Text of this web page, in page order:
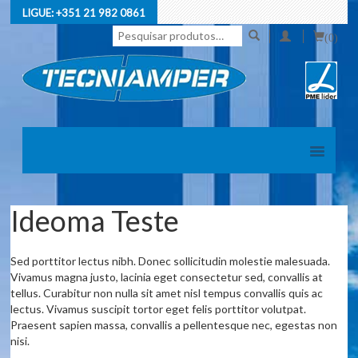
LIGUE:+351 21 982 0861
Pesquisar
por:
(0)
Ideoma Teste
Sed porttitor lectus nibh. Donec sollicitudin molestie malesuada.
Vivamus magna justo, lacinia eget consectetur sed, convallis at
tellus. Curabitur non nulla sit amet nisl tempus convallis quis ac
lectus. Vivamus suscipit tortor eget felis porttitor volutpat.
Praesent sapien massa, convallis a pellentesque nec, egestas non
nisi.